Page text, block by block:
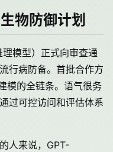
物防御计划
模型）正式向审查通
行病防备。首批合作方
模的全链条。语气很务
过可控访问和评估体系
人来说，GPT-